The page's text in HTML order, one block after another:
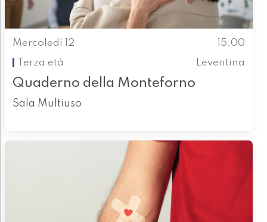
Mercoledì 12
15.00
Terza età
Leventina
Quaderno della Monteforno
Sala Multiuso